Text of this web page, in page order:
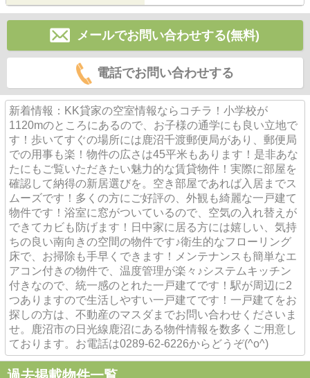
メールでお問い合わせする(無料)
電話でお問い合わせする
新着情報：KK貸家の空室情報ならコチラ！小学校が
1120mのところにあるので、お子様の通学にも良い立地で
す！歩いてすぐの場所には鹿沼千渡郵便局があり、郵便局
での用事も楽！物件の広さは45平米もあります！是非あな
たにもご覧いただきたい魅力的な賃貸物件！実際に部屋を
確認して納得の新居選びを。空き部屋であれば入居までス
ムーズです！多くの方にご好評の、外観も綺麗な一戸建て
物件です！浴室に窓がついているので、空気の入れ替えが
できてカビも防げます！日中家に居る方には嬉しい、気持
ちの良い南向きの空間の物件です♪衛生的なフローリング
床で、お掃除も手早くできます！メンテナンスも簡単なエ
アコン付きの物件で、温度管理が楽々♪システムキッチン
付きなので、統一感のとれた一戸建てです！駅が周辺に2
つありますので生活しやすい一戸建てです！一戸建てをお
探しの方は、不動産のマスダまでお問い合わせくださいま
せ。鹿沼市の日光線鹿沼にある物件情報を数多くご用意し
ております。お電話は0289-62-6226からどうぞ(^o^)